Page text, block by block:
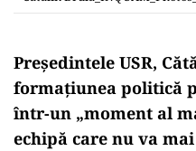
Preşedintele USR,
formaţiunea politică
într-un „moment al
echipă care nu va